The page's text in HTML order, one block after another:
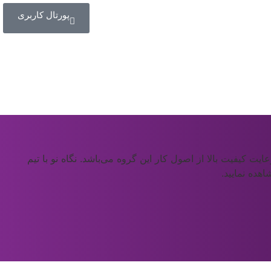
پورتال کاربری
می‌کند. تعهد و رعایت کیفیت بالا از اصول کار این گروه می‌باشد. نگاه نو با تیم
نمایید.